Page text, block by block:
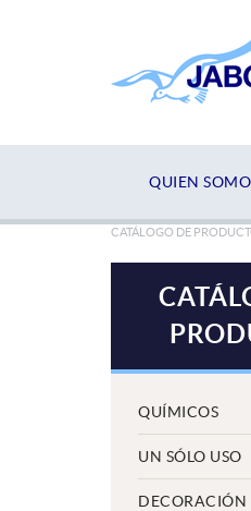
QUIEN
CATÁLOGO DE
QUÍMICOS
UN SÓLO USO
DECORACIÓN